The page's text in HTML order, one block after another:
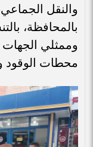
والنقل
بالمحافظة،
وممثلي الجهات
محطات الوقود